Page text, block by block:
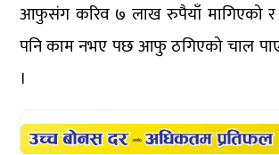
आफुसंग करिव ७ लाख रुपैयाँ मागिएको
पनि काम नभए पछ आफु ठगिएको चाल
।